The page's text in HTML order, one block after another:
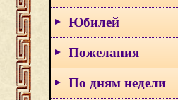
Юбилей
Пожелания
По дням недели